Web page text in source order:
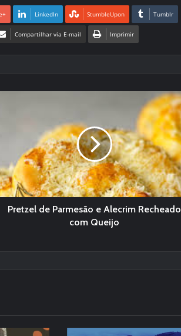
LinkedIn StumbleUpon Tumblr
Compartilhar via E-mail Imprimir
Pretzel de Parmesão e Alecrim Recheado
com Queijo